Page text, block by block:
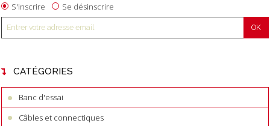
S'inscrire Se désinscrire
CATÉGORIES
Banc d'essai
Câbles et connectiques